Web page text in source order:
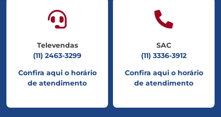
Televendas
(11) 2463-3299
Confira aqui o horário
de atendimento
SAC
(11) 3336-3912
Confira aqui o horário
de atendimento